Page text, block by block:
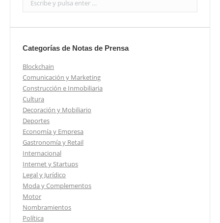
Categorías de Notas de Prensa
Blockchain
Comunicación y Marketing
Construcción e Inmobiliaria
Cultura
Decoración y Mobiliario
Deportes
Economía y Empresa
Gastronomía y Retail
Internacional
Internet y Startups
Legal y Jurídico
Moda y Complementos
Motor
Nombramientos
Política